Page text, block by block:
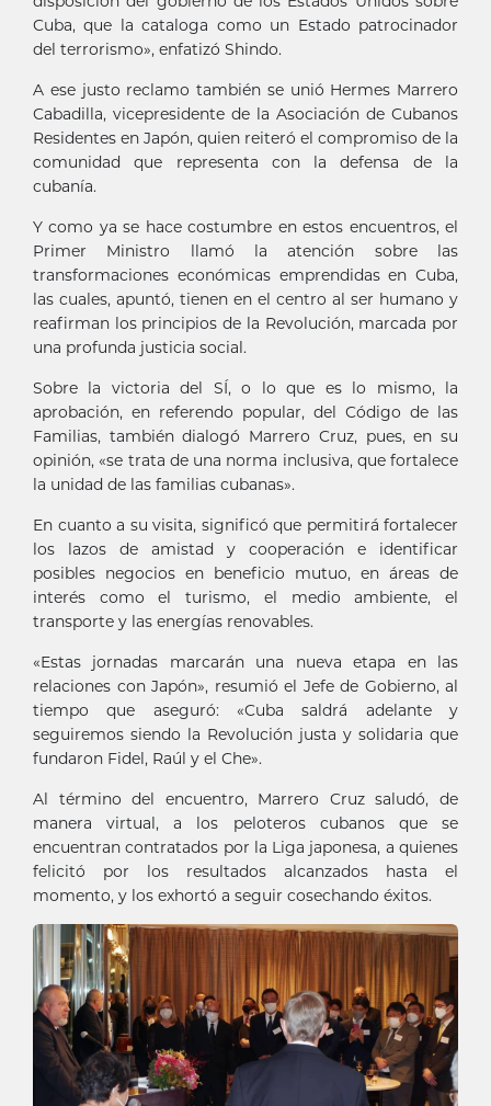
Cuba, que la cataloga como un Estado patrocinador
del terrorismo», enfatizó Shindo.
A ese justo reclamo también se unió Hermes Marrero
Cabadilla, vicepresidente de la Asociación de Cubanos
Residentes en Japón, quien reiteró el compromiso de la
comunidad que representa con la defensa de la
cubanía.
Y como ya se hace costumbre en estos encuentros, el
Primer Ministro llamó la atención sobre las
transformaciones económicas emprendidas en Cuba,
las cuales, apuntó, tienen en el centro al ser humano y
reafirman los principios de la Revolución, marcada por
una profunda justicia social.
Sobre la victoria del SÍ, o lo que es lo mismo, la
aprobación, en referendo popular, del Código de las
Familias, también dialogó Marrero Cruz, pues, en su
opinión, «se trata de una norma inclusiva, que fortalece
la unidad de las familias cubanas».
En cuanto a su visita, significó que permitirá fortalecer
los lazos de amistad y cooperación e identificar
posibles negocios en beneficio mutuo, en áreas de
interés como el turismo, el medio ambiente, el
transporte y las energías renovables.
«Estas jornadas marcarán una nueva etapa en las
relaciones con Japón», resumió el Jefe de Gobierno, al
tiempo que aseguró: «Cuba saldrá adelante y
seguiremos siendo la Revolución justa y solidaria que
fundaron Fidel, Raúl y el Che».
Al término del encuentro, Marrero Cruz saludó, de
manera virtual, a los peloteros cubanos que se
encuentran contratados por la Liga japonesa, a quienes
felicitó por los resultados alcanzados hasta el
momento, y los exhortó a seguir cosechando éxitos.